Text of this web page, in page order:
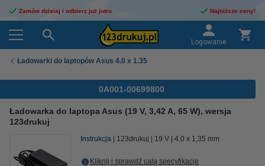
Zamów dzisiaj i odbierz już jutro Najniższe ceny!
Logowanie
Ładowarki do laptopów Asus 4.0 x 1.35
0A001-00699800
Ładowarka do laptopa Asus (19 V, 3,42 A, 65 W), wersja
123drukuj
Instrukcja 123drukuj 19 V 4,0 x 1,35 mm
Kliknij i sprawdź całą specyfikacje